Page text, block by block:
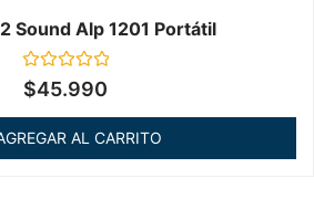
Sound Alp 1201 Portátil
Valorado
en
de
5
$45.990
AL CARRITO